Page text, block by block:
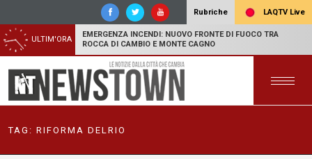
Rubriche LAQTV Live
ULTIM'ORA
EMERGENZA INCENDI: NUOVO FRONTE DI FUOCO TRA
ROCCA DI CAMBIO E MONTE CAGNO
TAG: RIFORMA DELRIO